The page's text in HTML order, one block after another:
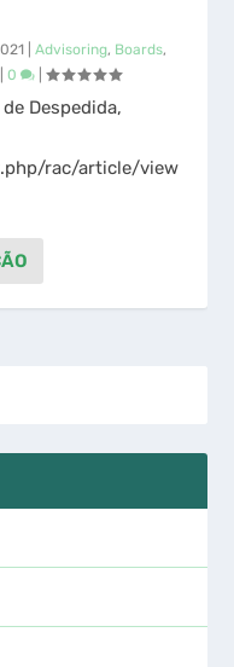
|Advisoring, Boards,
|0 |
Despedida,
rac/article/view